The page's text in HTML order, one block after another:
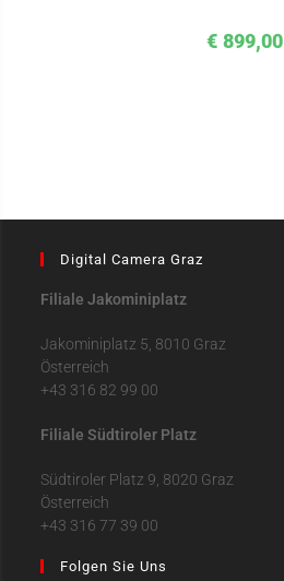
€ 899,00
Digital Camera Graz
Filiale Jakominiplatz
Jakominiplatz 5, 8010 Graz
Österreich
+43 316 82 99 00
Filiale Südtiroler Platz
Südtiroler Platz 9, 8020 Graz
Österreich
+43 316 77 39 00
Folgen Sie Uns